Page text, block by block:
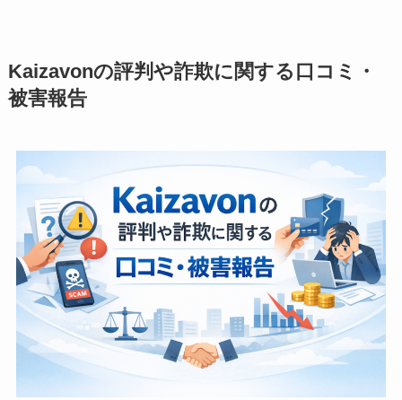
Kaizavonの評判や詐欺に関する口コミ・
被害報告